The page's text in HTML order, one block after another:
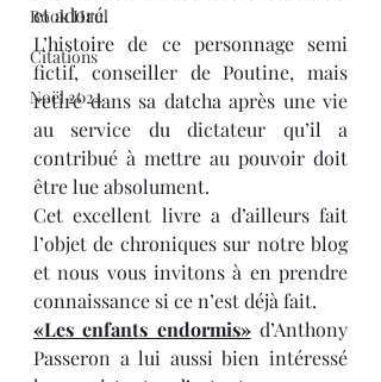
Book Haul
Citations
Noël 2024
et adoré.
L’histoire de ce personnage semi
fictif, conseiller de Poutine, mais
retiré dans sa datcha après une vie
au service du dictateur qu’il a
contribué à mettre au pouvoir doit
être lue absolument.
Cet excellent livre a d’ailleurs fait
l’objet de chroniques sur notre blog
et nous vous invitons à en prendre
connaissance si ce n’est déjà fait.
«Les enfants endormis» d’Anthony
Passeron a lui aussi bien intéressé